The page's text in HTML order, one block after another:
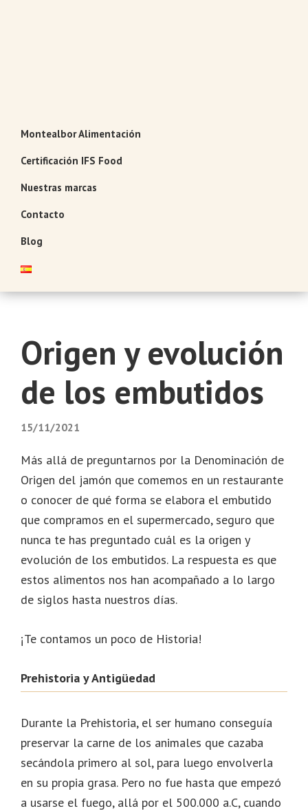
atesorada
con
tiempo
Montealbor Alimentación
Certificación IFS Food
Nuestras marcas
Contacto
Blog
Origen y evolución
de los embutidos
15/11/2021
Más allá de preguntarnos por la Denominación de
Origen del jamón que comemos en un restaurante
o conocer de qué forma se elabora el embutido
que compramos en el supermercado, seguro que
nunca te has preguntado cuál es la origen y
evolución de los embutidos. La respuesta es que
estos alimentos nos han acompañado a lo largo
de siglos hasta nuestros días.
¡Te contamos un poco de Historia!
Prehistoria y Antigüedad
Durante la Prehistoria, el ser humano conseguía
preservar la carne de los animales que cazaba
secándola primero al sol, para luego envolverla
en su propia grasa. Pero no fue hasta que empezó
a usarse el fuego, allá por el 500.000 a.C, cuando